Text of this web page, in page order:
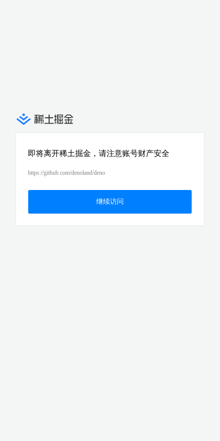
即将离开稀土掘金，请注意账号财产安全
https://github.com/denoland/deno
继续访问